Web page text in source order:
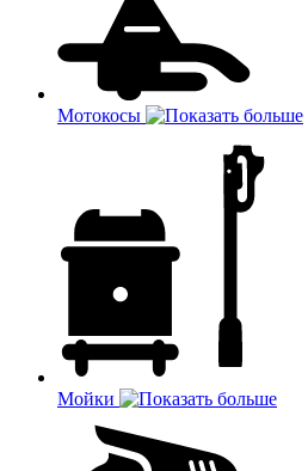
Мотокосы
Мойки